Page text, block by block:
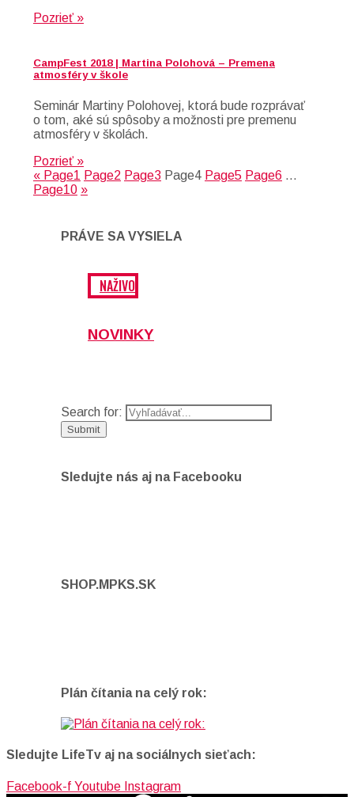
Pozrieť »
CampFest 2018 | Martina Polohová – Premena
atmosféry v škole
Seminár Martiny Polohovej, ktorá bude rozprávať
o tom, aké sú spôsoby a možnosti pre premenu
atmosféry v školách.
Pozrieť »
« Page1 Page2 Page3 Page4 Page5 Page6 …
Page10 »
PRÁVE SA VYSIELA
NAŽIVO
NOVINKY
Search for:
Sledujte nás aj na Facebooku
SHOP.MPKS.SK
Plán čítania na celý rok:
Sledujte LifeTv aj na sociálnych sieťach:
Facebook-f Youtube Instagram